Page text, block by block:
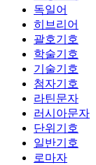
독일어
히브리어
괄호기호
학술기호
기술기호
첨자기호
라틴문자
러시아문자
단위기호
일반기호
로마자